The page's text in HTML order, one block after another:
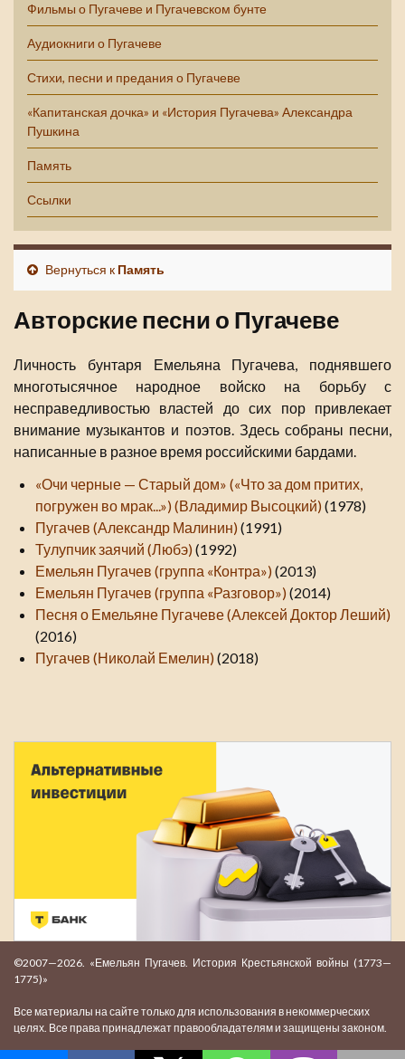
Фильмы о Пугачеве и Пугачевском бунте
Аудиокниги о Пугачеве
Стихи, песни и предания о Пугачеве
«Капитанская дочка» и «История Пугачева» Александра
Пушкина
Память
Ссылки
Вернуться к Память
Авторские песни о Пугачеве
Личность бунтаря Емельяна Пугачева, поднявшего
многотысячное народное войско на борьбу с
несправедливостью властей до сих пор привлекает
внимание музыкантов и поэтов. Здесь собраны песни,
написанные в разное время российскими бардами.
«Очи черные — Старый дом» («Что за дом притих,
погружен во мрак...») (Владимир Высоцкий) (1978)
Пугачев (Александр Малинин) (1991)
Тулупчик заячий (Любэ) (1992)
Емельян Пугачев (группа «Контра») (2013)
Емельян Пугачев (группа «Разговор») (2014)
Песня о Емельяне Пугачеве (Алексей Доктор Леший)
(2016)
Пугачев (Николай Емелин) (2018)
©2007—2026. «Емельян Пугачев. История Крестьянской войны (1773—
1775)»
Все материалы на сайте только для использования в некоммерческих
целях. Все права принадлежат правообладателям и защищены законом.